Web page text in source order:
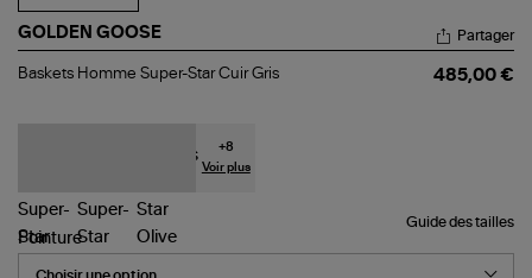
GOLDEN GOOSE
Baskets
Partager
Baskets Homme Super-Star Cuir Gris 485,00 €
+8
Voir plus
Guide des tailles
Pointure